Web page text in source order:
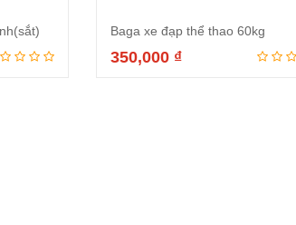
Baga xe đạp thể thao 60kg
350,000 ₫